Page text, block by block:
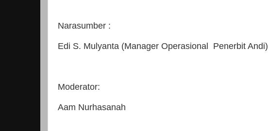
Narasumber :
Edi S. Mulyanta (Manager Operasional Penerbit Andi)
Moderator:
Aam Nurhasanah